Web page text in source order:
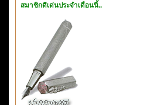
สมาชิกดีเด่นประจำเดือนนี้..